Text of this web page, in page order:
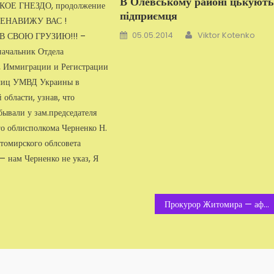
ГНЕЗДО, продол­жение
ВАС !
СВОЮ ГРУЗИЮ!!! –
Отдела
Иммигра­ции и Регистрации
УМВД Украины в
узнав, что
у зам.председателя
облисполкома Черненко Н.
облсовета
нам Черненко не указ, Я
підприємця
Добавлено
05.05.2014 Автор
Viktor Kotenko
Прокурор Житомира — аферист?